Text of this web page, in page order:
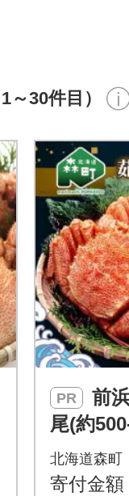
～30件目）
PR
尾(約
北海道森町
寄付金額